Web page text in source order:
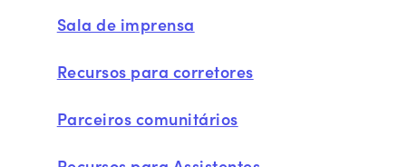
Sala de imprensa
Recursos para corretores
Parceiros comunitários